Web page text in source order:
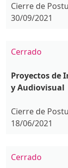
Cierre de
30/09/2021
Cerrado
Proyectos de
y Audiovisual
Cierre de
18/06/2021
Cerrado